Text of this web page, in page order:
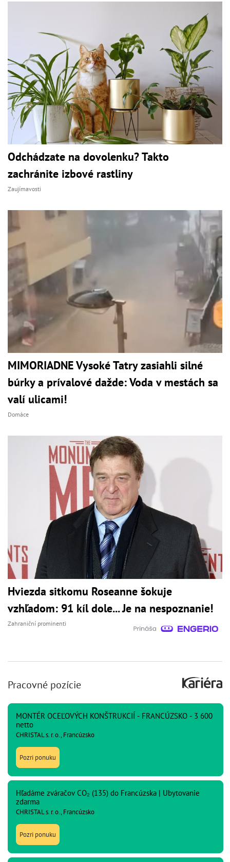
Odchádzate na dovolenku? Takto
zachránite izbové rastliny
Zaujímavosti
MIMORIADNE Vysoké Tatry zasiahli silné
búrky a prívalové dažde: Voda v mestách sa
valí ulicami!
Domáce
Hviezda sitkomu Roseanne šokuje
vzhľadom: 91 kíl dole... Je na nespoznanie!
Zahraniční prominenti
Pracovné pozície
MONTÉR OCEĽOVÝCH KONŠTRUKCIÍ - FRANCÚZSKO - 3 600
netto
CHRISTAL s. r. o., Francúzsko
Pozri ponuku
Hľadáme zváračov CO₂ (135) do Francúzska | Ubytovanie
zdarma
CHRISTAL s. r. o., Francúzsko
Pozri ponuku